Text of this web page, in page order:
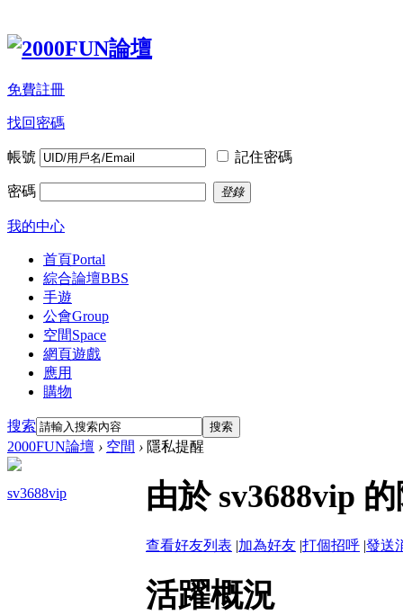
免費註冊
找回密碼
帳號 記住密碼
密碼 登錄
我的中心
首頁Portal
綜合論壇BBS
手遊
公會Group
空間Space
網頁遊戲
應用
購物
搜索 搜索
2000FUN論壇 › 空間 › 隱私提醒
sv3688vip 由於 sv3688vip
查看好友列表 |加為好友 |打個招呼 |發送
活躍概況